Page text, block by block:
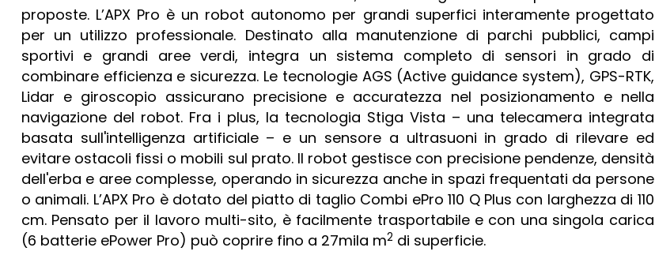
proposte. L’APX Pro è un robot autonomo per grandi superfici interamente progettato
per un utilizzo professionale. Destinato alla manutenzione di parchi pubblici, campi
sportivi e grandi aree verdi, integra un sistema completo di sensori in grado di
combinare efficienza e sicurezza. Le tecnologie AGS (Active guidance system), GPS-RTK,
Lidar e giroscopio assicurano precisione e accuratezza nel posizionamento e nella
navigazione del robot. Fra i plus, la tecnologia Stiga Vista – una telecamera integrata
basata sull'intelligenza artificiale – e un sensore a ultrasuoni in grado di rilevare ed
evitare ostacoli fissi o mobili sul prato. Il robot gestisce con precisione pendenze, densità
dell'erba e aree complesse, operando in sicurezza anche in spazi frequentati da persone
o animali. L’APX Pro è dotato del piatto di taglio Combi ePro 110 Q Plus con larghezza di 110
cm. Pensato per il lavoro multi-sito, è facilmente trasportabile e con una singola carica
(6 batterie ePower Pro) può coprire fino a 27mila m2 di superficie.